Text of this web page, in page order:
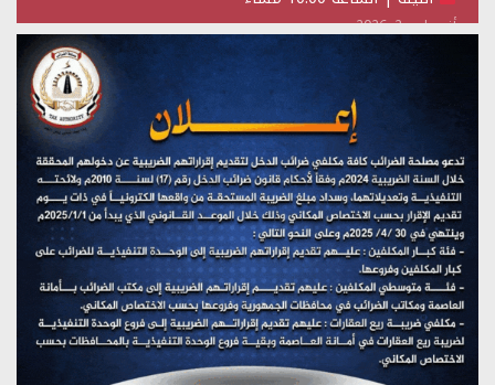
أغسطس 2, 2026
تستمعون لبرنامج (حدث في مثل هذا اليوم)
(نحن لا نهزم) بث مباشر
يوليو 28, 2026
تستمعون لبرنامج (هندسة الوهم)
يوليو 28, 2026
مؤتمر صحفي لمركز عين الإنسانية حول جرائم تحالف العدوان
على اليمن
يوليو 27, 2026